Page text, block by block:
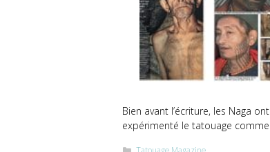
Bien avant l’écriture, les Naga ont
expérimenté le tatouage comme
Catégories